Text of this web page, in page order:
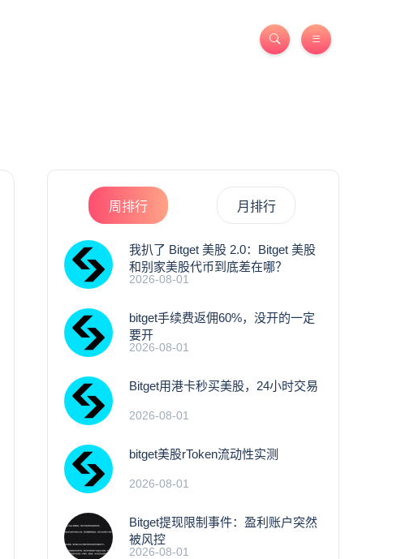
周排行 月排行
我扒了 Bitget 美股 2.0：Bitget 美股
和别家美股代币到底差在哪？
2026-08-01
bitget手续费返佣60%，没开的一定
要开
2026-08-01
Bitget用港卡秒买美股，24小时交易
2026-08-01
bitget美股rToken流动性实测
2026-08-01
Bitget提现限制事件：盈利账户突然
被风控
2026-08-01